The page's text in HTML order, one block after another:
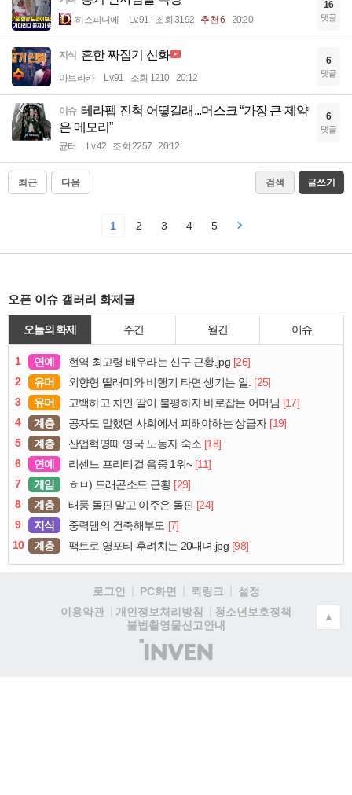
히스파니에 Lv.91 조회 3192 추천 6 20:20
16
댓글
지식 흔한 짜집기 신화
아브라카 Lv.91 조회 1210 20:12
6
댓글
이슈 테라팹 진척 어떻길래...머스크 “가장 큰 제약
은 메모리”
균터 Lv.42 조회 2257 20:12
6
댓글
최근 다음 검색 글쓰기
1 2 3 4 5
오픈 이슈 갤러리 화제글
오늘의 화제 주간 월간 이슈
1 연예 현역 최고령 배우라는 신구 근황.jpg [26]
2
유머 외향형 딸래미와 비행기 타면 생기는 일. [25]
3
유머 고백하고 차인 딸이 불평하자 바로잡는 어머님 [17]
4
계층 공자도 말했던 사회에서 피해야하는 상급자 [19]
5
계층 산업혁명때 영국 노동자 숙소 [18]
6
연예 리센느 프리티걸 음중 1위~ [11]
7
게임 ㅎㅂ) 드래곤소드 근황 [29]
8
계층 태풍 돌핀 말고 이주은 돌핀 [24]
9
지식 중력댐의 건축해부도 [7]
10
계층 팩트로 영포티 후려치는 20대녀.jpg [98]
로그인 PC화면 퀵링크
설정
이용약관
개인정보처리방침
청소년보호정책
불법촬영물신고안내
(주)
인
▲